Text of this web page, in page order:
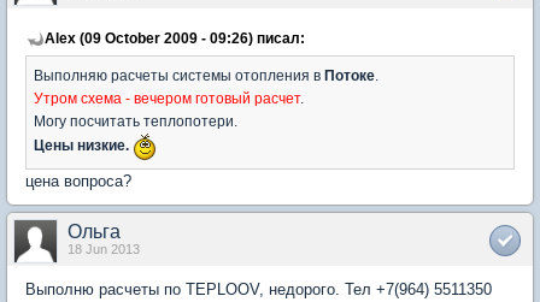
Alex (09 October 2009 - 09:26) писал:
Выполняю расчеты системы отопления в Потоке
Утром схема - вечером готовый расчет.
Могу посчитать теплопотери.
Цены низкие.
цена вопроса?
Ольга
18 Jun 2013
Выполню расчеты по TEPLOOV, недорого. Тел +7(964) 5511350